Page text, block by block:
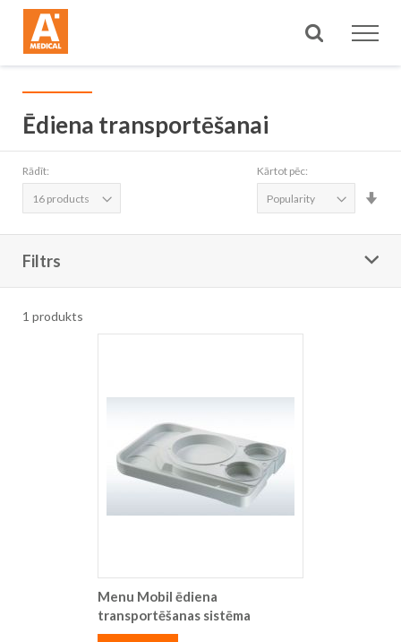
Meklēt
Ēdiena transportēšanai
Rādīt: Kārtot pēc:
Filtrs
1 produkts
Menu Mobil ēdiena
transportēšanas sistēma